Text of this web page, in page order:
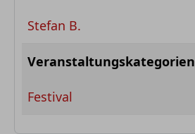
Stefan B.
Veranstaltungskategorien
Festival